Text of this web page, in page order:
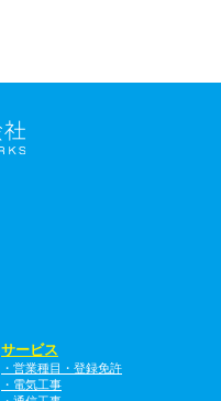
サービス
・営業種目・登録免許
・電気工事